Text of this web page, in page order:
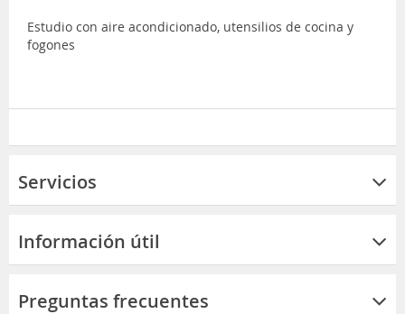
Estudio con aire acondicionado, utensilios de cocina y
fogones
Servicios
Información útil
Preguntas frecuentes